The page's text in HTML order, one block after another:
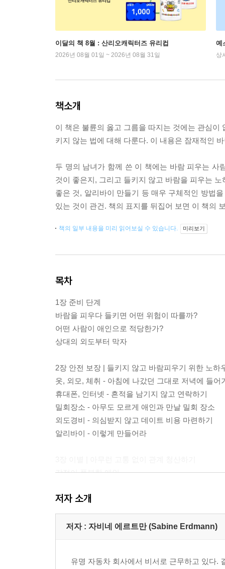
이달의 책 8월 : 산리오캐릭터즈 유리컵
2026년 08월 01일 ~ 2026년 08월 31일
예
상
책소개
이 책은 불륜의 옳고 그름을 따지는 것에는 관심
키지 않는 법에 대해 다룬다. 이 내용은 잠재적인
두 명의 남녀가 함께 쓴 이 책에는 바람 피우는 사
것이 좋은지, 그리고 들키지 않고 바람을 피우는
좋은 것, 알리바이 만들기 등 매우 구체적인 방법
있는 것이 관건. 책의 표지를 뒤집어 보면 이 책의
책의 일부 내용을 미리 읽어보실 수 있습니다. 미리보기
목차
1장 준비 단계
바람을 피우다 들키면 어떤 위험이 따를까?
어떤 사람이 애인으로 적당한가?
상대의 외도부터 막자
2장 안전 보장 | 들키지 않고 바람피우기 위한 노하
옷, 외모, 체취 - 아침에 나갔던 그대로 저녁에 들어
휴대폰, 인터넷 - 흔적을 남기지 않고 연락하기
밀회장소 - 아무도 모르게 애인과 만날 밀회 장소
외도경비 - 의심받지 않고 데이트 비용 마련하기
알리바이 - 이렇게 만들어라
감정이 풍부한 애인
섹스를 밝히는 애인
마지막 노하우 - 이 책을 어디에 숨기면 될까?
저자 소개
저자 : 자비네 에르트만 (Sabine Erdmann)
유명 자동차 회사에서 비서로 근무하고 있다.